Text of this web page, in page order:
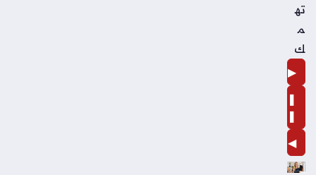
ته
م
ك
▶
❚
❚
◀